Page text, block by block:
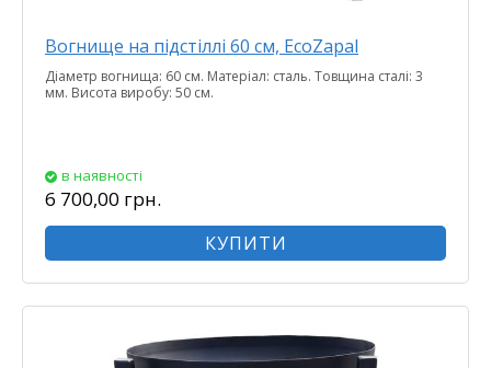
Вогнище на підстіллі 60 см, EcoZapal
Діаметр вогнища: 60 см. Матеріал: сталь. Товщина сталі: 3
мм. Висота виробу: 50 см.
в наявності
6 700,00 грн.
КУПИТИ